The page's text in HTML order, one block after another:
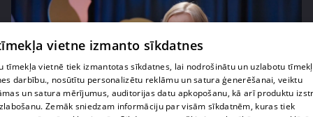
vietne izmanto sīkdatnes
tīmekļa vietnē tiek izmantotas sīkdatnes, lai nodrošinātu un uzlabotu
darbību., nosūtītu personalizētu reklāmu un satura ģenerēšanai, veiktu
un satura mērījumus, auditorijas datu apkopošanu, kā arī produktu
Zemāk sniedzam informāciju par visām sīkdatnēm, kuras tiek